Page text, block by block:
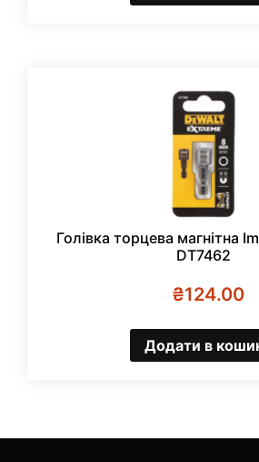
Голівка торцева магнітна
DT7462
₴124.00
Додати в